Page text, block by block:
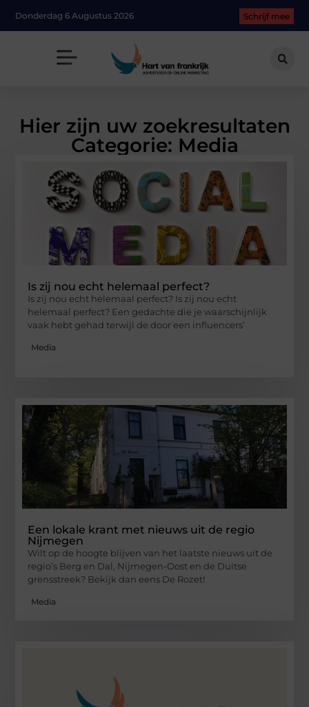
Donderdag 6 Augustus 2026 Schrijf mee
Hier zijn uw zoekresultaten
Categorie: Media
Is zij nou echt helemaal perfect?
Is zij nou echt helemaal perfect? Is zij nou echt
helemaal perfect? Een gedachte die je waarschijnlijk
vaak hebt gehad terwijl de door een influencers’
Media
Een lokale krant met nieuws uit de regio
Nijmegen
Wilt op de hoogte blijven van het laatste nieuws uit de
regio’s Berg en Dal, Nijmegen-Oost en de Duitse
grensstreek? Bekijk dan eens De Rozet!
Media